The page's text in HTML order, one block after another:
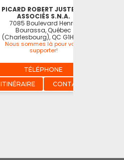
PICARD ROBERT JUSTER &
ASSOCIÉS S.N.A.
7085 Boulevard Henri-
Bourassa, Québec
(Charlesbourg), QC G1H 3E2
Nous sommes là pour vous
supporter!
TÉLÉPHONE
ITINÉRAIRE
CONTACT